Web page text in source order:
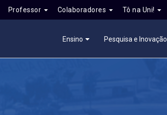
Professor Colaboradores Tô na Uni!
Ensino Pesquisa e Inovação